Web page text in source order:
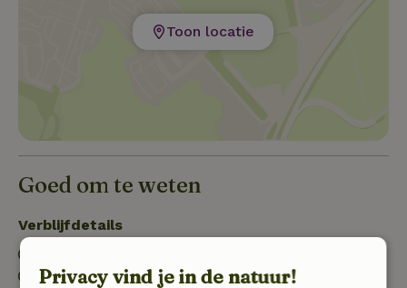
Toon locatie
Goed om te weten
Verblijfdetails
Uitchecken: 09:00- 11:00
Privacy vind je in de natuur!